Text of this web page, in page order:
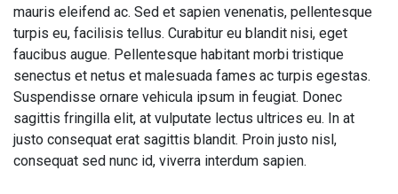
mauris eleifend ac. Sed et sapien venenatis, pellentesque
turpis eu, facilisis tellus. Curabitur eu blandit nisi, eget
faucibus augue. Pellentesque habitant morbi tristique
senectus et netus et malesuada fames ac turpis egestas.
Suspendisse ornare vehicula ipsum in feugiat. Donec
sagittis fringilla elit, at vulputate lectus ultrices eu. In at
justo consequat erat sagittis blandit. Proin justo nisl,
consequat sed nunc id, viverra interdum sapien.